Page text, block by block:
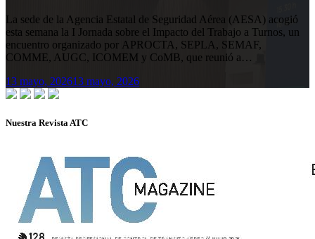
La sede de la Agencia Estatal de Seguridad Aérea (AESA) acogió
esta semana la I Jornada sobre el Impacto del Trabajo a Turnos, un
encuentro organizado por APROCTA, SEPLA, SEMAF,
COMME, AUGC, ICOMEM y CoMB, que reunió a…
13 mayo, 202613 mayo, 2026
Nuestra Revista ATC